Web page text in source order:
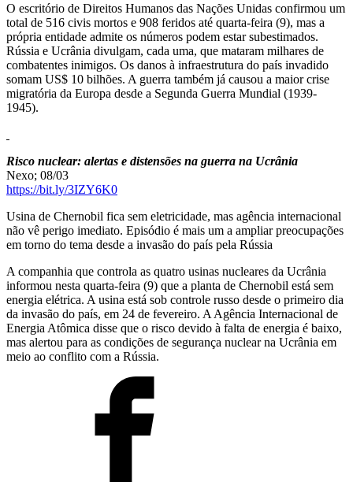
O escritório de Direitos Humanos das Nações Unidas confirmou um
total de 516 civis mortos e 908 feridos até quarta-feira (9), mas a
própria entidade admite os números podem estar subestimados.
Rússia e Ucrânia divulgam, cada uma, que mataram milhares de
combatentes inimigos. Os danos à infraestrutura do país invadido
somam US$ 10 bilhões. A guerra também já causou a maior crise
migratória da Europa desde a Segunda Guerra Mundial (1939-
1945).
Risco nuclear: alertas e distensões na guerra na Ucrânia
Nexo; 08/03
https://bit.ly/3IZY6K0
Usina de Chernobil fica sem eletricidade, mas agência internacional
não vê perigo imediato. Episódio é mais um a ampliar preocupações
em torno do tema desde a invasão do país pela Rússia
A companhia que controla as quatro usinas nucleares da Ucrânia
informou nesta quarta-feira (9) que a planta de Chernobil está sem
energia elétrica. A usina está sob controle russo desde o primeiro dia
da invasão do país, em 24 de fevereiro. A Agência Internacional de
Energia Atômica disse que o risco devido à falta de energia é baixo,
mas alertou para as condições de segurança nuclear na Ucrânia em
meio ao conflito com a Rússia.